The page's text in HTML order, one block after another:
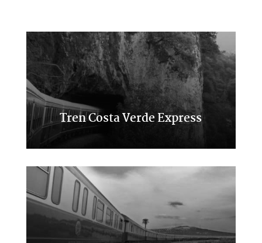
Tren Costa Verde Express
Transcantábrico Clásico